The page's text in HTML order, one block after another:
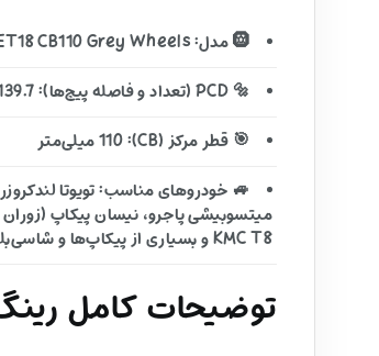
🛞 مدل: VENOM-8 VN8 18×9 6×139.7 ET18 CB110 Grey Wheels
🔩 PCD (تعداد و فاصله پیچ‌ها): 6X139.7
🎯 قطر مرکز (CB): 110 میلی‌متر
KMC T8 و بسیاری از پیکاپ‌ها و شاسی‌بلندهای چینی موجود در بازار ایران
توضیحات کامل